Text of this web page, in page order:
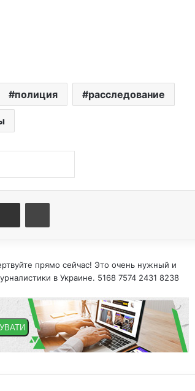
полиция расследование
Поділитися електронною поштою
прямо сейчас! Это очень нужный и
в Украине. 5168 7574 2431 8238